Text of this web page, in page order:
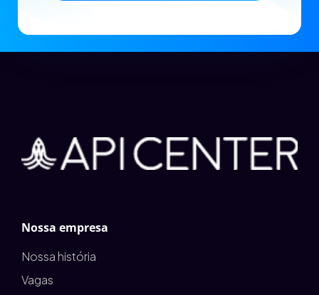
Nossa empresa
Nossa história
Vagas